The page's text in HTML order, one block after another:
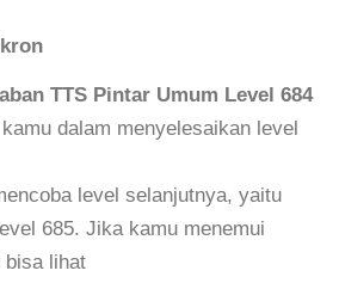
TTS Pintar Umum Level 684
dalam menyelesaikan level
level selanjutnya, yaitu
685. Jika kamu menemui
bisa lihat